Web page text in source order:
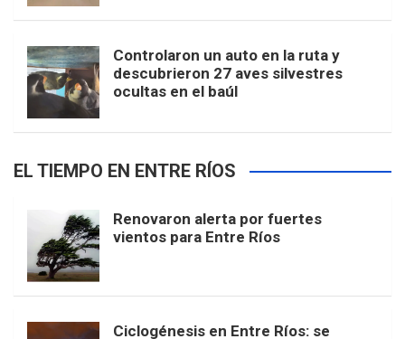
Controlaron un auto en la ruta y
descubrieron 27 aves silvestres
ocultas en el baúl
EL TIEMPO EN ENTRE RÍOS
Renovaron alerta por fuertes
vientos para Entre Ríos
Ciclogénesis en Entre Ríos: se